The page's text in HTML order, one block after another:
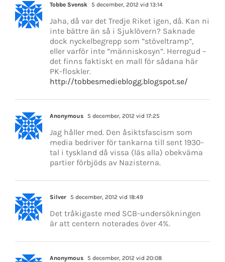
Tobbe Svensk 5 december, 2012 vid 13:14
Jaha, då var det Tredje Riket igen, då. Kan ni
inte bättre än så i Sjuklövern? Saknade
dock nyckelbegrepp som ”stöveltramp”,
eller varför inte ”människosyn”. Herregud –
det finns faktiskt en mall för sådana här
PK-floskler.
http://tobbesmedieblogg.blogspot.se/
Anonymous 5 december, 2012 vid 17:25
Jag håller med. Den åsiktsfascism som
media bedriver för tankarna till sent 1930-
tal i tyskland då vissa (läs alla) obekväma
partier förbjöds av Nazisterna.
Silver 5 december, 2012 vid 18:49
Det tråkigaste med SCB-undersökningen
är att centern noterades över 4%.
Anonymous 5 december, 2012 vid 20:08